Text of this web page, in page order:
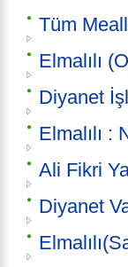
Tüm
Elmalılı
Diyanet
Elmalılı :
Ali Fikri
Diyanet